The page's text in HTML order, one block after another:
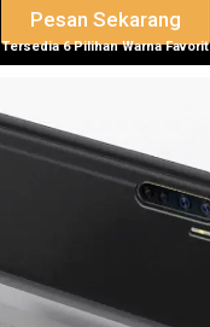
Pesan Sekarang
Tersedia 6 Pilihan Warna Favorit